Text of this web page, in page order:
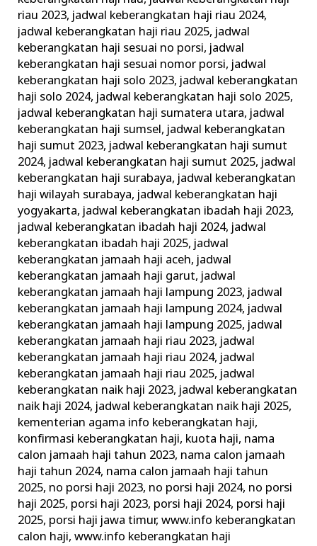
riau 2023, jadwal keberangkatan haji riau 2024,
jadwal keberangkatan haji riau 2025, jadwal
keberangkatan haji sesuai no porsi, jadwal
keberangkatan haji sesuai nomor porsi, jadwal
keberangkatan haji solo 2023, jadwal keberangkatan
haji solo 2024, jadwal keberangkatan haji solo 2025,
jadwal keberangkatan haji sumatera utara, jadwal
keberangkatan haji sumsel, jadwal keberangkatan
haji sumut 2023, jadwal keberangkatan haji sumut
2024, jadwal keberangkatan haji sumut 2025, jadwal
keberangkatan haji surabaya, jadwal keberangkatan
haji wilayah surabaya, jadwal keberangkatan haji
yogyakarta, jadwal keberangkatan ibadah haji 2023,
jadwal keberangkatan ibadah haji 2024, jadwal
keberangkatan ibadah haji 2025, jadwal
keberangkatan jamaah haji aceh, jadwal
keberangkatan jamaah haji garut, jadwal
keberangkatan jamaah haji lampung 2023, jadwal
keberangkatan jamaah haji lampung 2024, jadwal
keberangkatan jamaah haji lampung 2025, jadwal
keberangkatan jamaah haji riau 2023, jadwal
keberangkatan jamaah haji riau 2024, jadwal
keberangkatan jamaah haji riau 2025, jadwal
keberangkatan naik haji 2023, jadwal keberangkatan
naik haji 2024, jadwal keberangkatan naik haji 2025,
kementerian agama info keberangkatan haji,
konfirmasi keberangkatan haji, kuota haji, nama
calon jamaah haji tahun 2023, nama calon jamaah
haji tahun 2024, nama calon jamaah haji tahun
2025, no porsi haji 2023, no porsi haji 2024, no porsi
haji 2025, porsi haji 2023, porsi haji 2024, porsi haji
2025, porsi haji jawa timur,www.info keberangkatan
calon haji,www.info keberangkatan haji